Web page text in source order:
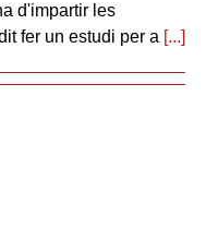
d'impartir les
fer un estudi per a [...]